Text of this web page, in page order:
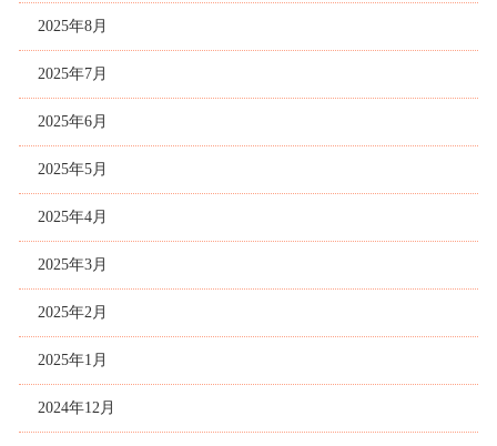
2025年8月
2025年7月
2025年6月
2025年5月
2025年4月
2025年3月
2025年2月
2025年1月
2024年12月